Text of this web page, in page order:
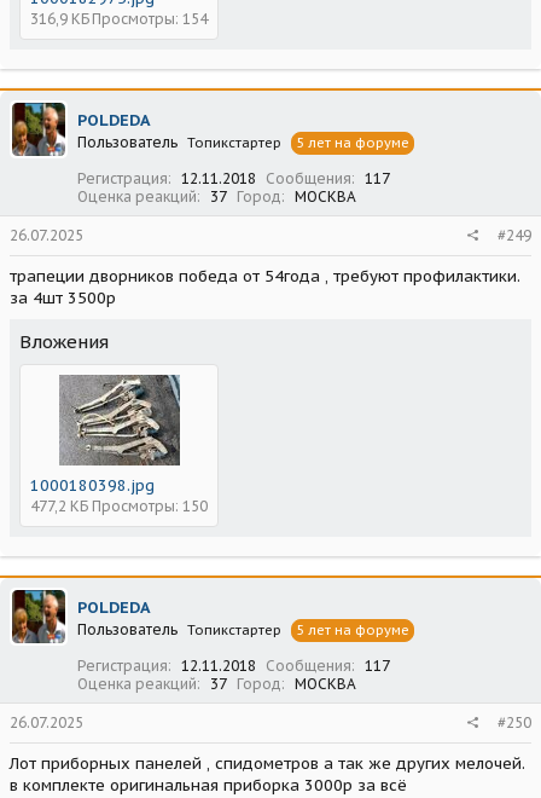
316,9 КБ Просмотры: 154
POLDEDA
Пользователь Топикстартер 5 лет на форуме
Регистрация 12.11.2018 Сообщения
117
Оценка реакций
37 Город МОСКВА
26.07.2025 #249
трапеции дворников победа от 54года , требуют профилактики.
за 4шт 3500р
Вложения
1000180398.jpg
477,2 КБ Просмотры: 150
POLDEDA
Пользователь Топикстартер 5 лет на форуме
Регистрация 12.11.2018 Сообщения
117
Оценка реакций
37 Город МОСКВА
26.07.2025 #250
Лот приборных панелей , спидометров а так же других мелочей.
в комплекте оригинальная приборка 3000р за всё